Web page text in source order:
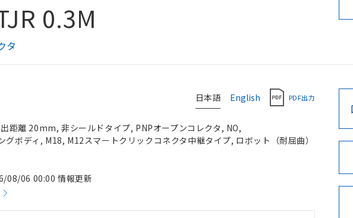
0.3M
タ
日本語 English PDF出力
距離 20mm, 非シールドタイプ, PNPオープンコレクタ, NO,
ボディ, M18, M12スマートクリックコネクタ中継タイプ, ロボット（耐屈曲）
08/06 00:00 情報更新